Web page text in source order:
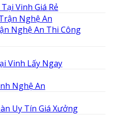
Vinh Giá Rẻ
Nghệ An Thi Công
Vinh Lấy Ngay
Nghệ An
Uy Tín Giá Xưởng